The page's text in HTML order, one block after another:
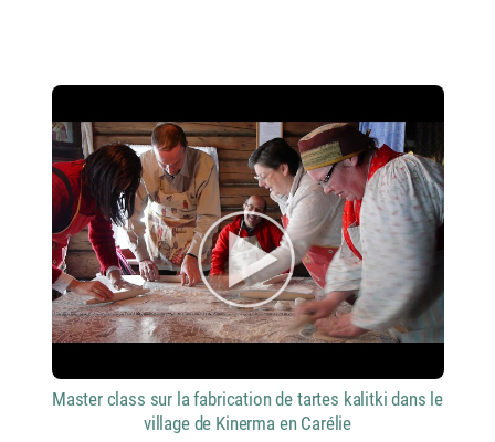
Master class sur la fabrication de tartes kalitki dans le
village de Kinerma en Carélie